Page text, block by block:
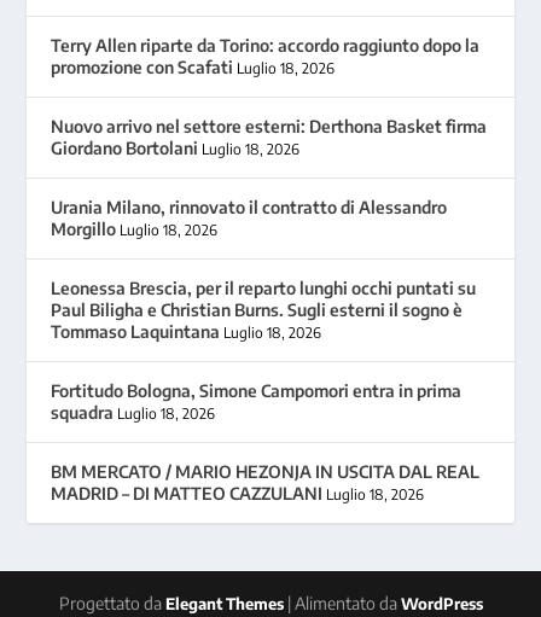
Terry Allen riparte da Torino: accordo raggiunto dopo la
promozione con Scafati Luglio 18, 2026
Nuovo arrivo nel settore esterni: Derthona Basket firma
Giordano Bortolani Luglio 18, 2026
Urania Milano, rinnovato il contratto di Alessandro
Morgillo Luglio 18, 2026
Leonessa Brescia, per il reparto lunghi occhi puntati su
Paul Biligha e Christian Burns. Sugli esterni il sogno è
Tommaso Laquintana Luglio 18, 2026
Fortitudo Bologna, Simone Campomori entra in prima
squadra Luglio 18, 2026
BM MERCATO / MARIO HEZONJA IN USCITA DAL REAL
MADRID – DI MATTEO CAZZULANI Luglio 18, 2026
Progettato daElegant Themes| Alimentato daWordPress